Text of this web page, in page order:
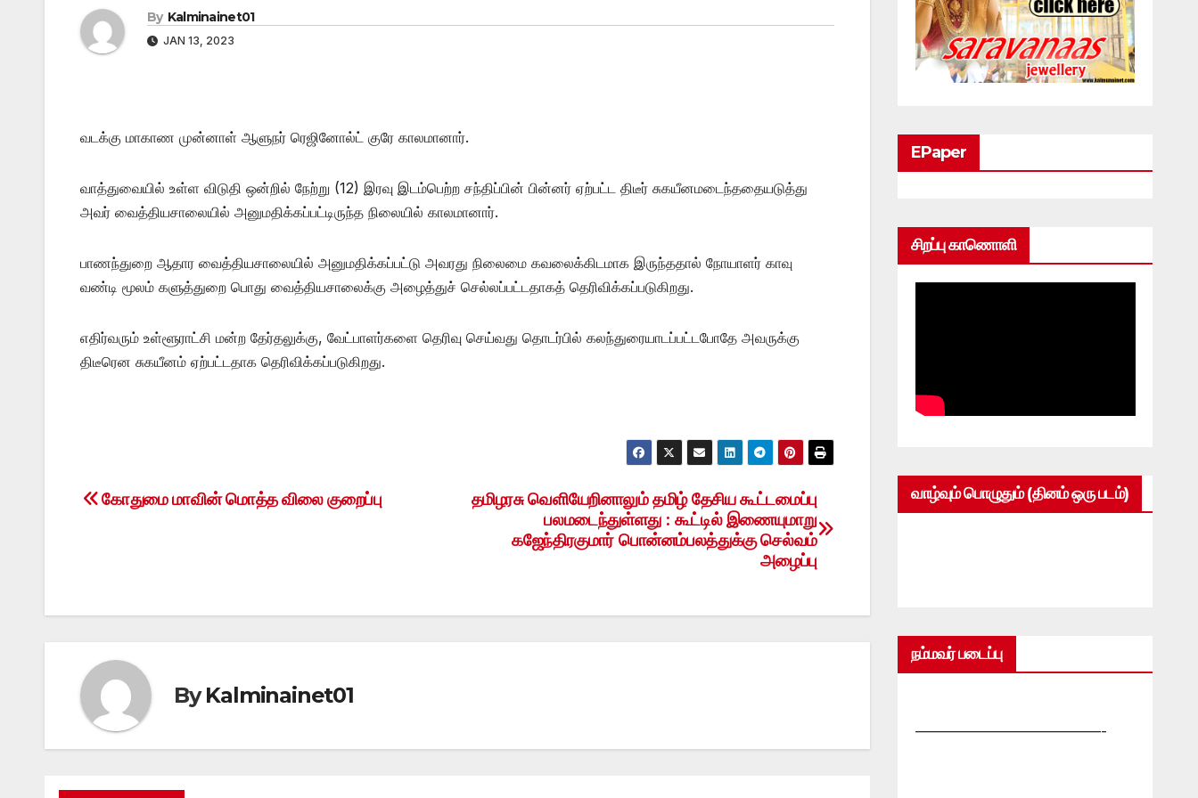
By Kalminainet01
JAN 13, 2023
வடக்கு மாகாண முன்னாள் ஆளுநர் ரெஜினோல்ட் குரே காலமானார்.
வாத்துவையில் உள்ள விடுதி ஒன்றில் நேற்று (12) இரவு இடம்பெற்ற சந்திப்பின் பின்னர் ஏற்பட்ட திடீர் சுகயீனமடைந்ததையடுத்து
அவர் வைத்தியசாலையில் அனுமதிக்கப்பட்டிருந்த நிலையில் காலமானார்.
பாணந்துறை ஆதார வைத்தியசாலையில் அனுமதிக்கப்பட்டு அவரது நிலைமை கவலைக்கிடமாக இருந்ததால் நோயாளர் காவு
வண்டி மூலம் களுத்துறை பொது வைத்தியசாலைக்கு அழைத்துச் செல்லப்பட்டதாகத் தெரிவிக்கப்படுகிறது.
எதிர்வரும் உள்ளூராட்சி மன்ற தேர்தலுக்கு, வேட்பாளர்களை தெரிவு செய்வது தொடர்பில் கலந்துரையாடப்பட்டபோதே அவருக்கு
திடீரென சுகயீனம் ஏற்பட்டதாக தெரிவிக்கப்படுகிறது.
Post
தமிழரசு வெளியேறினாலும் தமிழ் தேசிய கூட்டமைப்பு
பலமடைந்துள்ளது : கூட்டில் இணையுமாறு
கஜேந்திரகுமார் பொன்னம்பலத்துக்கு செல்வம்
அழைப்பு
கோதுமை மாவின் மொத்த விலை குறைப்பு
ByKalminainet01
EPaper
சிறப்பு காணொளி
வாழ்வும் பொழுதும் (தினம் ஒரு படம்)
நம்மவர் படைப்பு
—————————————-